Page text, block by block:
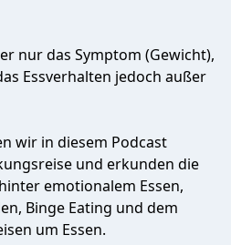
nur das Symptom (Gewicht),
Essverhalten jedoch außer
wir in diesem Podcast
und erkunden die
emotionalem Essen,
Binge Eating und dem
um Essen.